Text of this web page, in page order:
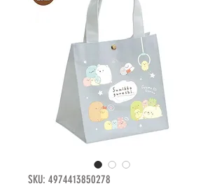
SKU: 4974413850278